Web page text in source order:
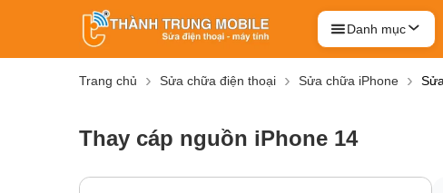
Danh mục
Trang chủ Sửa chữa điện thoại Sửa chữa iPhone
Thay cáp nguồn iPhone 14